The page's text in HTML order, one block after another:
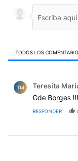
TODOS LOS
TM Teresita
Gde Borges
RESPONDER